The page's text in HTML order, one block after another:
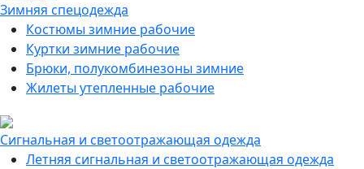
Зимняя спецодежда
Костюмы зимние рабочие
Куртки зимние рабочие
Брюки, полукомбинезоны зимние
Жилеты утепленные рабочие
Сигнальная и светоотражающая одежда
Летняя сигнальная и светоотражающая одежда